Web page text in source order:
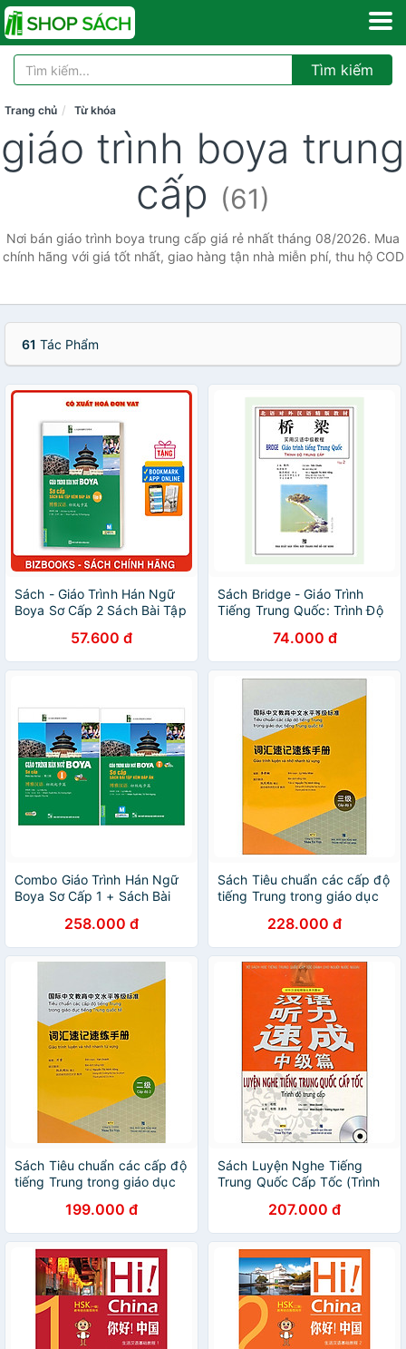
Tìm kiếm
Trang chủ Từ khóa
giáo trình boya trung
cấp (61)
Nơi bán giáo trình boya trung cấp giá rẻ nhất tháng 08/2026. Mua
chính hãng với giá tốt nhất, giao hàng tận nhà miễn phí, thu hộ COD
61 Tác Phẩm
Sách - Giáo Trình Hán Ngữ
Boya Sơ Cấp 2 Sách Bài Tập
57.600 đ
Sách Bridge - Giáo Trình
Tiếng Trung Quốc: Trình Độ
Kèm Đĩa CD)74.000 đ
Combo Giáo Trình Hán Ngữ
Boya Sơ Cấp 1 + Sách Bài
258.000 đ
Sách Tiêu chuẩn các cấp độ
tiếng Trung trong giáo dục
trình luyện và nhớ nhanh từ
vựng - Cấp độ 3
228.000 đ
Sách Tiêu chuẩn các cấp độ
tiếng Trung trong giáo dục
trình luyện và nhớ nhanh từ
vựng - Cấp độ 2
199.000 đ
Sách Luyện Nghe Tiếng
Trung Quốc Cấp Tốc (Trình
207.000 đ